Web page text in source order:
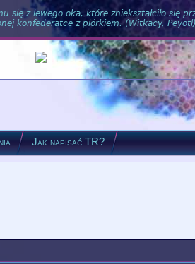
się z lewego oka, które zniekształciło się
konfederatce z piórkiem. (Witkacy, Peyotl)
Jak napisać TR?